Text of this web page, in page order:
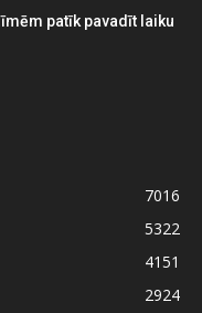
patīk pavadīt laiku
7016
5322
4151
2924